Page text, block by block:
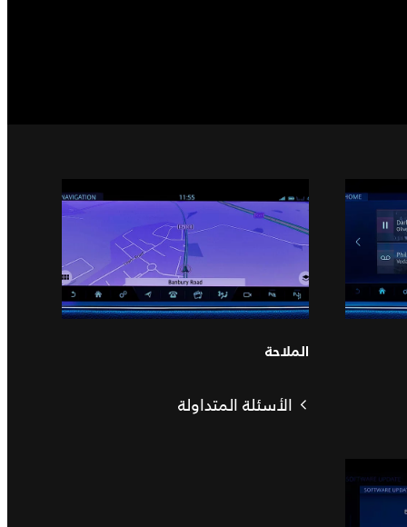
الملاحة
الأسئلة المتداولة